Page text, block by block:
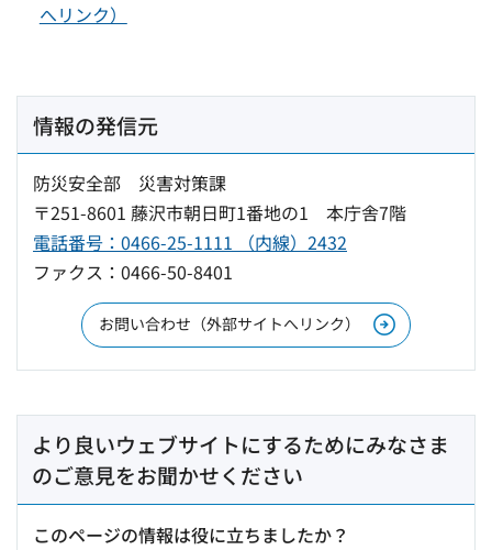
へリンク）
情報の発信元
防災安全部 災害対策課
〒251-8601 藤沢市朝日町1番地の1 本庁舎7階
電話番号：0466-25-1111 （内線）2432
ファクス：0466-50-8401
お問い合わせ（外部サイトへリンク）
より良いウェブサイトにするためにみなさま
のご意見をお聞かせください
このページの情報は役に立ちましたか？